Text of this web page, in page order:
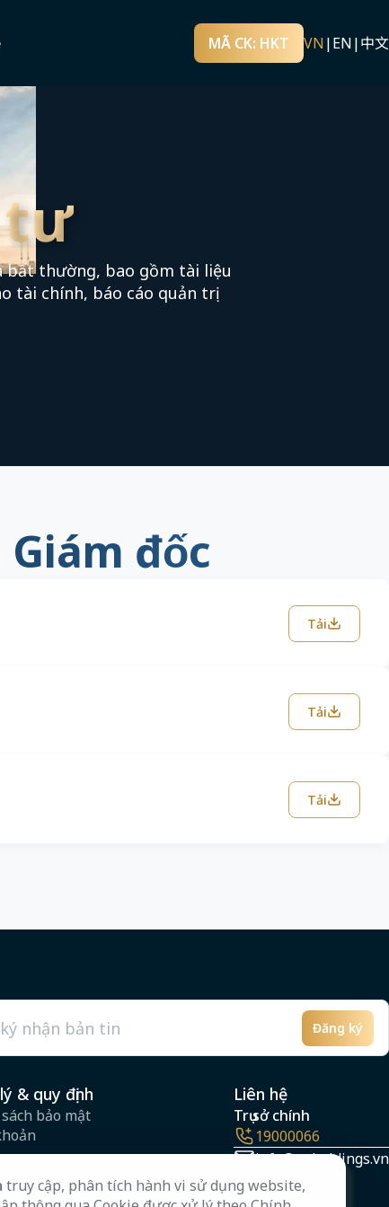
MÃ CK: HKT VN|EN|中文
tư
bất thường, bao gồm tài liệu
tài chính, báo cáo quản trị
đốc
Tải
Tải
Tải
Đăng ký
& quy định
bảo mật
Liên hệ
Trụ sở chính
19000066
info@qpholdings.vn
truy cập, phân tích hành vi sử dụng website,